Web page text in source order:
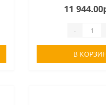
11
-
В